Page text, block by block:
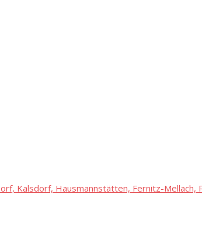
Kalsdorf, Hausmannstätten, Fernitz-Mellach,